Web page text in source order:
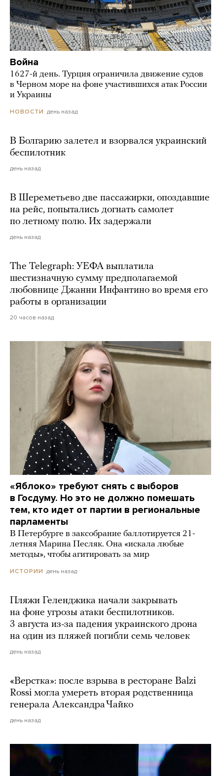
Война
1627-й день. Турция ограничила движение судов
в Черном море на фоне участившихся атак России
и Украины
НОВОСТИ день назад
В Болгарию залетел и взорвался украинский
беспилотник
день назад
В Шереметьево две пассажирки, опоздавшие
на рейс, попытались догнать самолет
по летному полю. Их задержали
день назад
The Telegraph: УЕФА выплатила
шестизначную сумму предполагаемой
любовнице Джанни Инфантино во время его
работы в организации
20 часов назад
«Яблоко» требуют снять с выборов
в Госдуму. Но это не должно помешать
тем, кто идет от партии в региональные
парламенты
В Петербурге в заксобрание баллотируется 21-
летняя Марина Песляк. Она «искала любые
методы», чтобы агитировать за мир
ИСТОРИИ день назад
Пляжи Геленджика начали закрывать
на фоне угрозы атаки беспилотников.
3 августа из-за падения украинского дрона
на один из пляжей погибли семь человек
день назад
«Верстка»: после взрыва в ресторане Balzi
Rossi могла умереть вторая родственница
генерала Александра Чайко
день назад